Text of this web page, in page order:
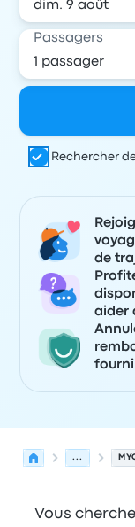
Passagers
Rechercher
de
aider
...
Vous